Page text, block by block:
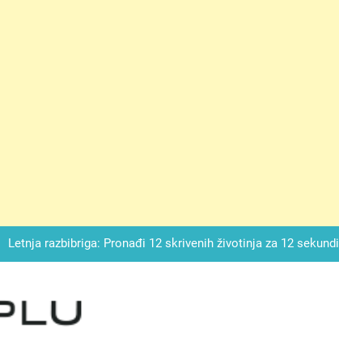
Letnja razbibriga: Pronađi 12 skrivenih životinja za 12 sekundi
podijelio Balkan: Do tačnog odgovora izgleda još nismo stigli